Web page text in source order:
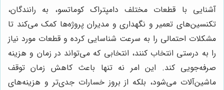
آشنایی با قطعات مختلف دامپتراک کوماتسو، به رانندگان،
تکنسین‌های تعمیر و نگهداری و مدیران پروژه‌ها کمک می‌کند تا
مشکلات احتمالی را به سرعت شناسایی کرده و قطعات مورد نیاز
را به درستی انتخاب کنند، انتخابی که می‌تواند در زمان و هزینه
صرفه‌جویی کند. این امر نه تنها باعث کاهش زمان توقف
ماشین‌آلات می‌شود، بلکه از بروز خسارات جدی‌تر و هزینه‌های